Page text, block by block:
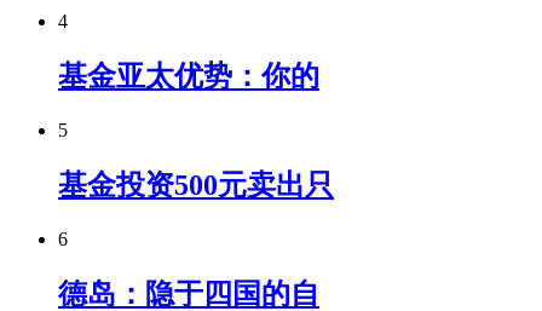
4
基金亚太优势：你的
5
基金投资500元卖出只
6
德岛：隐于四国的自